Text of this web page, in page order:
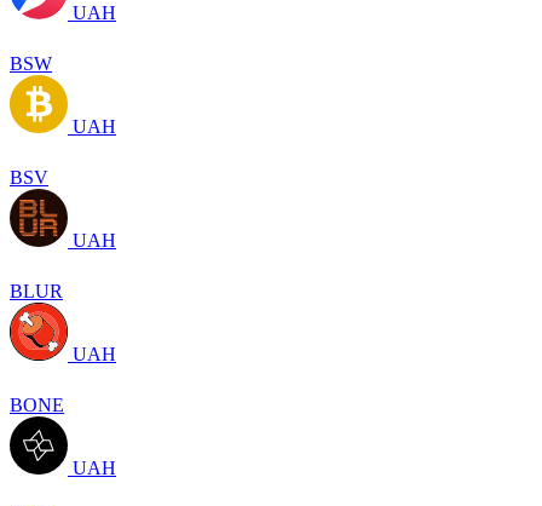
UAH
BSW
UAH
BSV
UAH
BLUR
UAH
BONE
UAH